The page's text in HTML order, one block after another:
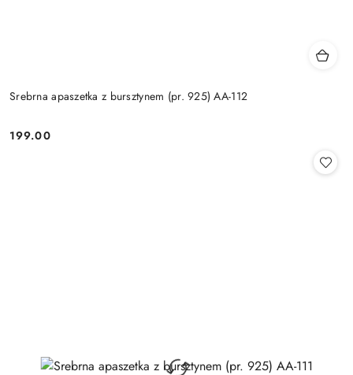
Srebrna apaszetka z bursztynem (pr. 925) AA-112
Cena:
199.00